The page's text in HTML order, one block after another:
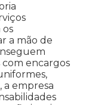
os
a mão de
encargos
a empresa